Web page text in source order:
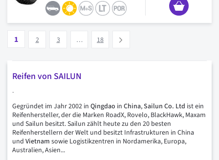
Vous lisez actuellement la page
1 2 3 … 18
Reifen von SAILUN
.
Gegründet im Jahr 2002 in Qingdao in China,Sailun Co. Ltd ist ein
Reifenhersteller, der die Marken RoadX, Rovelo, BlackHawk, Maxam
und Sailun besitzt. Sailun zählt heute zu den 20 besten
Reifenherstellern der Welt und besitzt Infrastrukturen in China
und Vietnam sowie Logistikzentren in Nordamerika, Europa,
Australien, Asien...